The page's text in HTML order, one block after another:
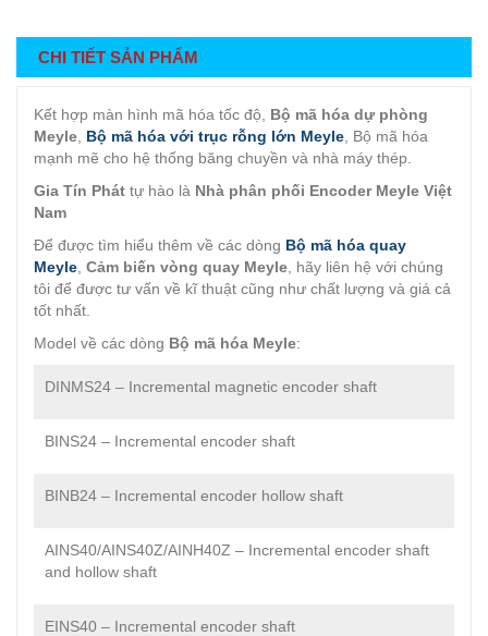
CHI TIẾT SẢN PHẨM
Kết hợp màn hình mã hóa tốc độ, Bộ mã hóa dự phòng
Meyle Bộ mã hóa với trục rỗng lớn Meyle , Bộ mã hóa
mạnh mẽ cho hệ thống băng chuyền và nhà máy thép.
Gia Tín Phát tự hào là Nhà phân phối Encoder Meyle Việt
Nam
Để được tìm hiểu thêm về các dòng Bộ mã hóa quay
Meyle Cảm biến vòng quay Meyle , hãy liên hệ với chúng
tôi để được tư vấn về kĩ thuật cũng như chất lượng và giá cả
tốt nhất.
Model về các dòng Bộ mã hóa Meyle:
DINMS24 – Incremental magnetic encoder shaft
BINS24 – Incremental encoder shaft
BINB24 – Incremental encoder hollow shaft
AINS40/AINS40Z/AINH40Z – Incremental encoder shaft
and hollow shaft
EINS40 – Incremental encoder shaft